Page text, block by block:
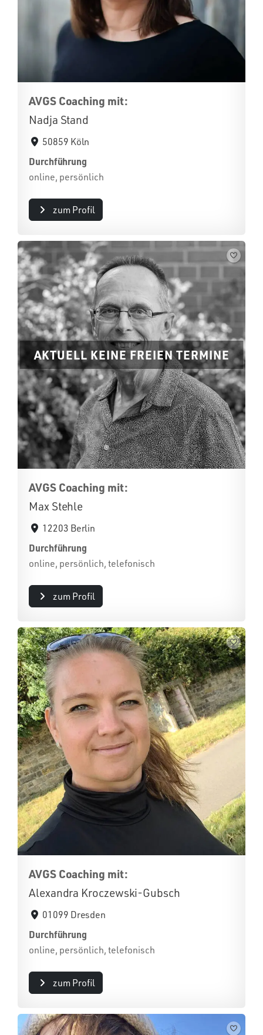
AVGS Coaching mit:
Nadja Stand
50859 Köln
Durchführung
online, persönlich
zum Profil
AKTUELL KEINE FREIEN TERMINE
AVGS Coaching mit:
Max Stehle
12203 Berlin
Durchführung
online, persönlich, telefonisch
zum Profil
AVGS Coaching mit:
Alexandra Kroczewski-Gubsch
01099 Dresden
Durchführung
online, persönlich, telefonisch
zum Profil